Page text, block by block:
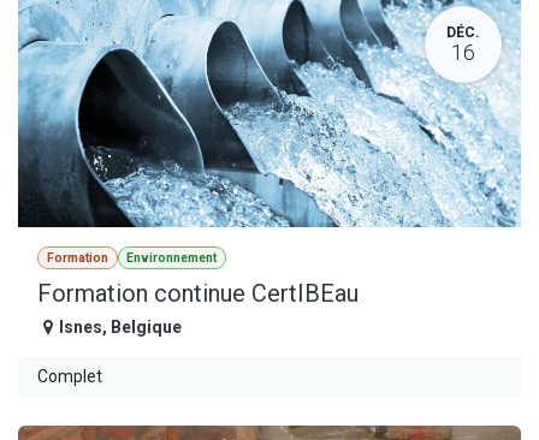
DÉC.
16
Formation Environnement
Formation continue CertIBEau
Isnes, Belgique
Complet